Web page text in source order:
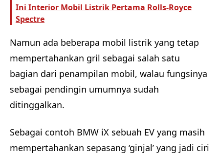
Ini Interior Mobil Listrik Pertama Rolls-Royce
Spectre
Namun ada beberapa mobil listrik yang tetap
mempertahankan gril sebagai salah satu
bagian dari penampilan mobil, walau fungsinya
sebagai pendingin umumnya sudah
ditinggalkan.
Sebagai contoh BMW iX sebuah EV yang masih
mempertahankan sepasang ‘ginjal’ yang jadi ciri